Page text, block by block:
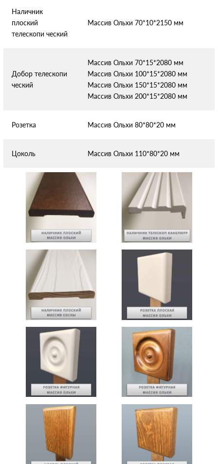
Наличник
плоский
телескопи ческий
Массив Ольхи 70*10*2150 мм
Добор телескопи
ческий
Массив Ольхи 70*15*2080 мм
Массив Ольхи 100*15*2080 мм
Массив Ольхи 150*15*2080 мм
Массив Ольхи 200*15*2080 мм
Розетка Массив Ольхи 80*80*20 мм
Цоколь Массив Ольхи 110*80*20 мм